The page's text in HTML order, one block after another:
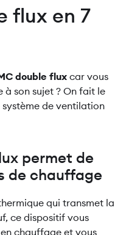
flux en 7
double fluxcar vous
son sujet ? On fait le
système de ventilation
permet de
de chauffage
qui transmet la
ce dispositif vous
chauffage et vous